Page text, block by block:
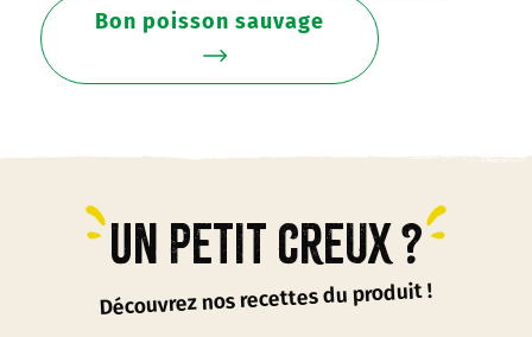
Bon poisson sauvage
Un petit creux ?
Découvrez nos recettes du produit !